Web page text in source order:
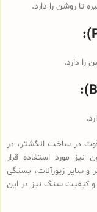
تا روشن را دارد.
دارد.
در ساخت انگشتر، در
نیز مورد استفاده قرار
و سایر زیورآلات، بستگی
کیفیت سنگ نیز در این